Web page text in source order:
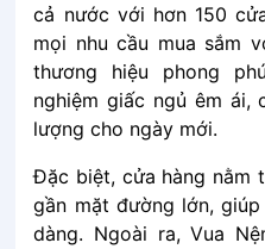
cả nước với hơn 150
mọi nhu cầu mua sắm
thương hiệu phong
nghiệm giấc ngủ êm ái,
lượng cho ngày mới.
Đặc biệt, cửa hàng nằm
gần mặt đường lớn,
dàng. Ngoài ra, Vua